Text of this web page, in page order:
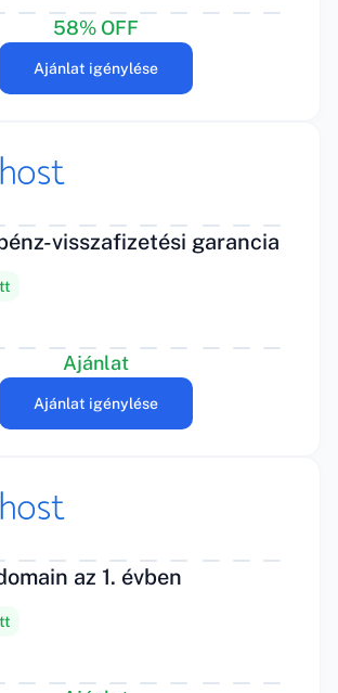
58% OFF
Ajánlat igénylése
visszafizetési garancia
Ajánlat
Ajánlat igénylése
az 1. évben